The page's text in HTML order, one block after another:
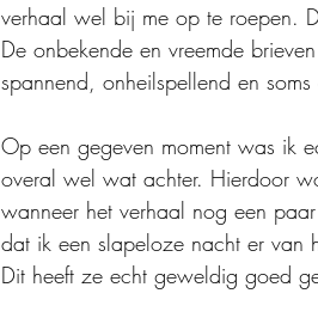
verhaal wel bij me op te roepen.
De onbekende en vreemde
spannend, onheilspellend en
Op een gegeven moment was ik
overal wel wat achter. Hierdoor
wanneer het verhaal nog een
dat ik een slapeloze nacht er van
Dit heeft ze echt geweldig goed